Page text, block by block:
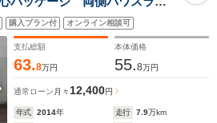
タート アイドリングストッ
スペアキー 禁煙車
購入プラン付 オンライン相談可
支払総額
63.8万円
本体価格
55.8万円
通常ローン 月々12,400円
年式 2014年 走行 7.9万km